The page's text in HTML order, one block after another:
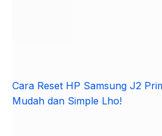
Cara Reset HP Samsung J2
Mudah dan Simple Lho!